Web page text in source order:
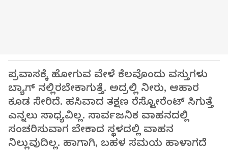
ಪ್ರವಾಸಕ್ಕೆ ಹೋಗುವ ವೇಳೆ ಕೆಲವೊಂದು ವಸ್ತುಗಳು
ಬ್ಯಾಗ್ ನಲ್ಲಿರಬೇಕಾಗುತ್ತೆ. ಅದ್ರಲ್ಲಿ ನೀರು, ಆಹಾರ
ಕೂಡ ಸೇರಿದೆ. ಹಸಿವಾದ ತಕ್ಷಣ ರೆಸ್ಟೋರೆಂಟ್ ಸಿಗುತ್ತೆ
ಎನ್ನಲು ಸಾಧ್ಯವಿಲ್ಲ. ಸಾರ್ವಜನಿಕ ವಾಹನದಲ್ಲಿ
ಸಂಚರಿಸುವಾಗ ಬೇಕಾದ ಸ್ಥಳದಲ್ಲಿ ವಾಹನ
ನಿಲ್ಲುವುದಿಲ್ಲ. ಹಾಗಾಗಿ, ಬಹಳ ಸಮಯ ಹಾಳಾಗದೆ